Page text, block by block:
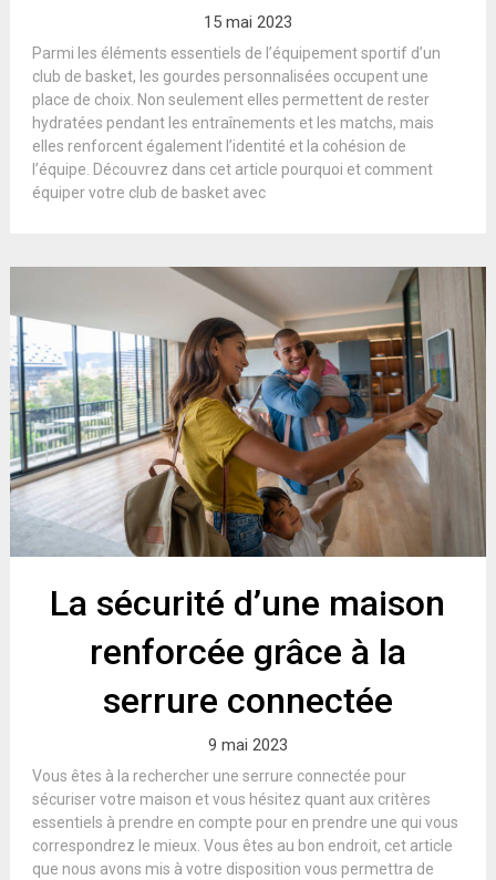
15 mai 2023
Parmi les éléments essentiels de l’équipement sportif d’un
club de basket, les gourdes personnalisées occupent une
place de choix. Non seulement elles permettent de rester
hydratées pendant les entraînements et les matchs, mais
elles renforcent également l’identité et la cohésion de
l’équipe. Découvrez dans cet article pourquoi et comment
équiper votre club de basket avec
La sécurité d’une maison
renforcée grâce à la
serrure connectée
9 mai 2023
Vous êtes à la rechercher une serrure connectée pour
sécuriser votre maison et vous hésitez quant aux critères
essentiels à prendre en compte pour en prendre une qui vous
correspondrez le mieux. Vous êtes au bon endroit, cet article
que nous avons mis à votre disposition vous permettra de